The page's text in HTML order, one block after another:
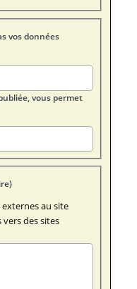
vos données
vous permet
au site
des sites